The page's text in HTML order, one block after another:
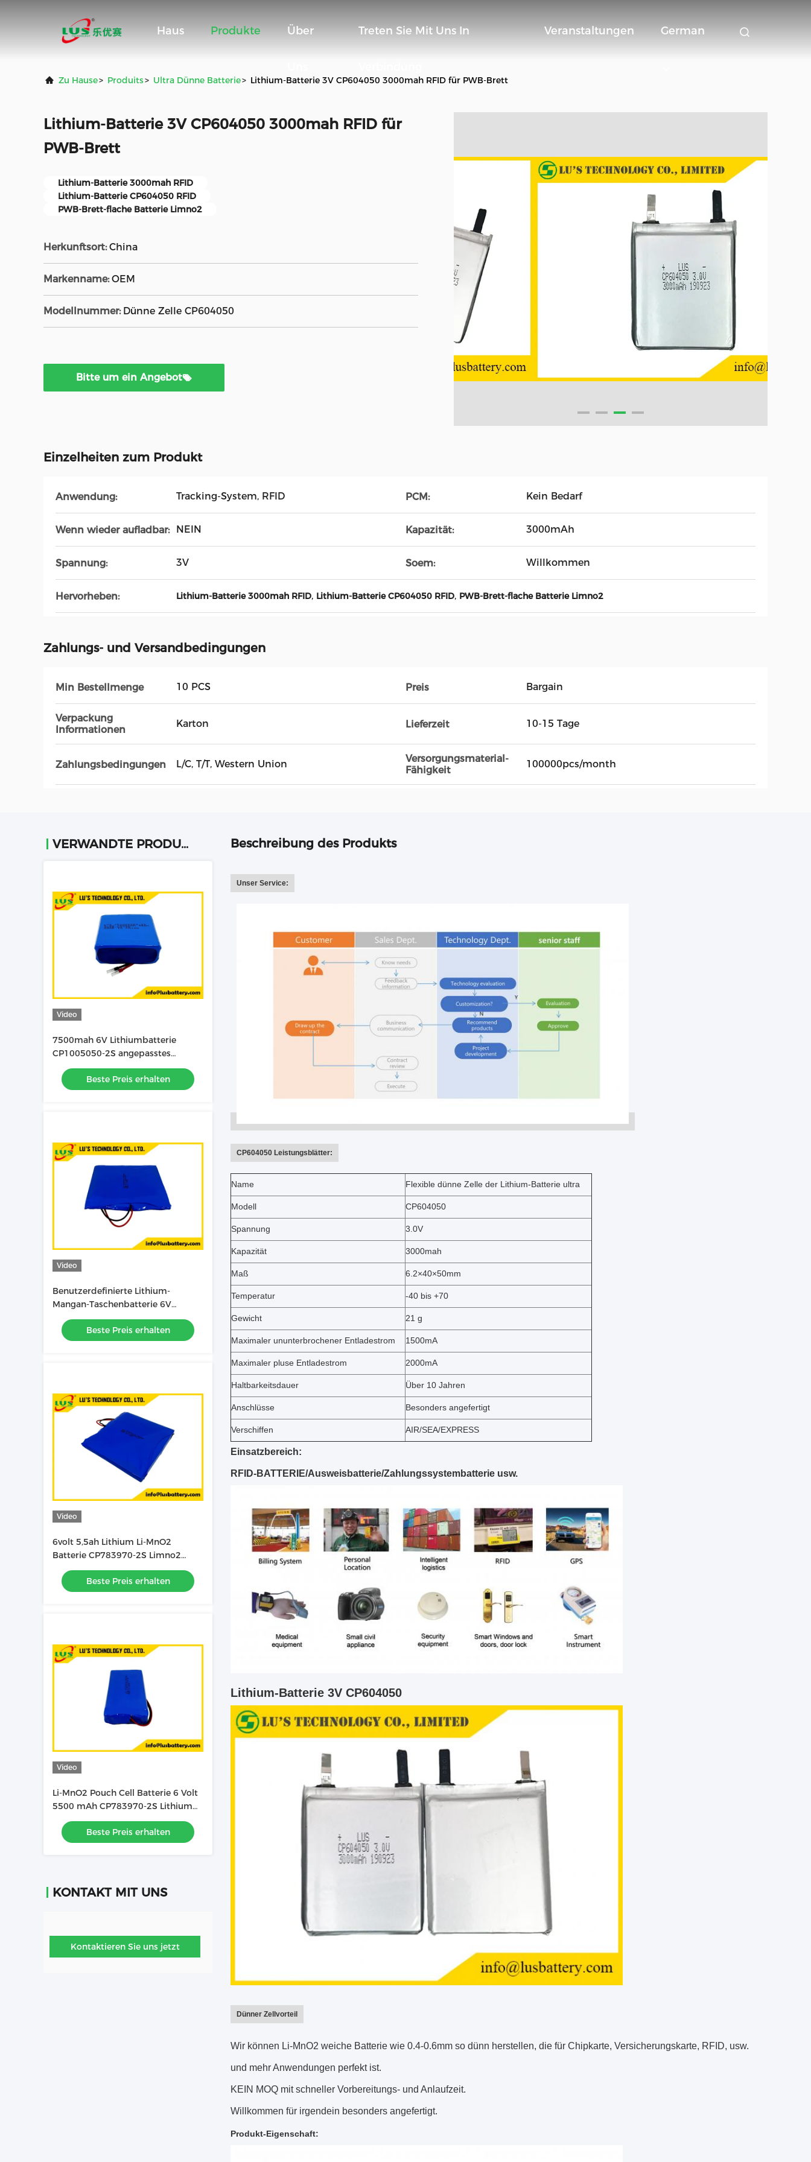
Haus Produkte Über Treten Sie Mit Uns In Veranstaltungen German
Zu Hause> Produits> Ultra Dünne Batterie> Lithium-Batterie 3V CP604050 3000mah RFID für PWB-Brett
Lithium-Batterie 3V CP604050 3000mah RFID für
PWB-Brett
Lithium-Batterie 3000mah RFID
Lithium-Batterie CP604050 RFID
PWB-Brett-flache Batterie Limno2
Herkunftsort: China
Markenname: OEM
Modellnummer: Dünne Zelle CP604050
Bitte um ein Angebot
Einzelheiten zum Produkt
Anwendung: Tracking-System, RFID PCM: Kein Bedarf
Wenn wieder aufladbar: NEIN Kapazität: 3000mAh
Spannung: 3V Soem: Willkommen
Hervorheben: Lithium-Batterie 3000mah RFID, Lithium-Batterie CP604050 RFID, PWB-Brett-flache Batterie Limno2
Zahlungs- und Versandbedingungen
Min Bestellmenge 10 PCS Preis Bargain
Verpackung
Informationen
Karton Lieferzeit 10-15 Tage
Zahlungsbedingungen L/C, T/T, Western Union
Versorgungsmaterial-
Fähigkeit
100000pcs/month
VERWANDTE PRODUKTE
Video
7500mah 6V Lithiumbatterie
CP1005050-2S angepasstes
Lithiumbatteriepaket
Beste Preis erhalten
Video
Benutzerdefinierte Lithium-
Mangan-Taschenbatterie 6V
5500mah Dünnzellbatterie
CP783970-2S Batterie
Beste Preis erhalten
Video
6volt 5,5ah Lithium Li-MnO2
Batterie CP783970-2S Limno2
weiche Batterie Pack OEM-Fabrik
Beste Preis erhalten
Video
Li-MnO2 Pouch Cell Batterie 6 Volt
5500 mAh CP783970-2S Lithium
Batterie kundenspezifisch
Beste Preis erhalten
KONTAKT MIT UNS
Kontaktieren Sie uns jetzt
Beschreibung des Produkts
Unser Service:
CP604050 Leistungsblätter:
Name Flexible dünne Zelle der Lithium-Batterie ultra
Modell CP604050
Spannung 3.0V
Kapazität 3000mah
Maß 6.2×40×50mm
Temperatur -40 bis +70
Gewicht 21 g
Maximaler ununterbrochener Entladestrom 1500mA
Maximaler pluse Entladestrom 2000mA
Haltbarkeitsdauer Über 10 Jahren
Anschlüsse Besonders angefertigt
Verschiffen AIR/SEA/EXPRESS
Einsatzbereich:
RFID-BATTERIE/Ausweisbatterie/Zahlungssystembatterie usw.
Lithium-Batterie 3V CP604050
Dünner Zellvorteil
Wir können Li-MnO2 weiche Batterie wie 0.4-0.6mm so dünn herstellen, die für Chipkarte, Versicherungskarte, RFID, usw.
und mehr Anwendungen perfekt ist.
KEIN MOQ mit schneller Vorbereitungs- und Anlaufzeit.
Willkommen für irgendein besonders angefertigt.
Produkt-Eigenschaft: